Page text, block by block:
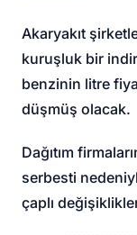
Akaryakıt
kuruşluk bir
benzinin litre
düşmüş olacak.
Dağıtım
serbesti
çaplı